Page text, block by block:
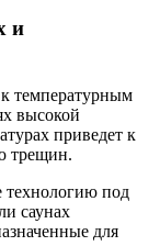
и
температурным
высокой
приведет к
трещин.
технологию под
саунах
для